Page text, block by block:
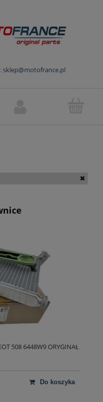
sklep@motofrance.pl
508 6448W9 ORYGINAŁ
do koszyka